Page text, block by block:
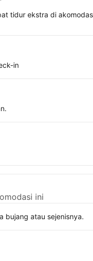
tidur ekstra di
in
ini
bujang atau sejenisnya.